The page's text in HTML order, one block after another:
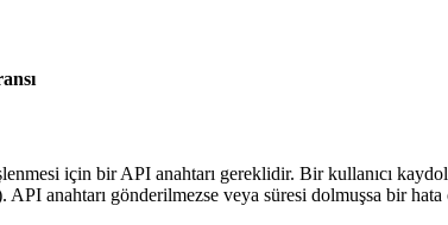
için bir API anahtarı gereklidir. Bir kullanıcı
API anahtarı gönderilmezse veya süresi dolmuşsa bir